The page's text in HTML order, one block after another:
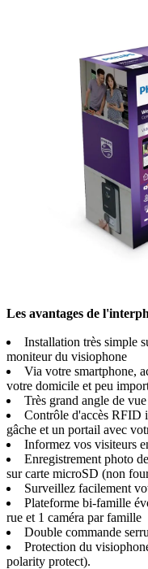
Les avantages de
Installation très simple
moniteur du visiophone
Via votre smartphone,
votre domicile et peu
Très grand angle de
Contrôle d'accès RFID
gâche et un portail avec
Informez vos visiteurs
Enregistrement photo
sur carte microSD (non
Surveillez facilement
Plateforme bi-famille
rue et 1 caméra par famille
Double commande
Protection du
polarity protect).